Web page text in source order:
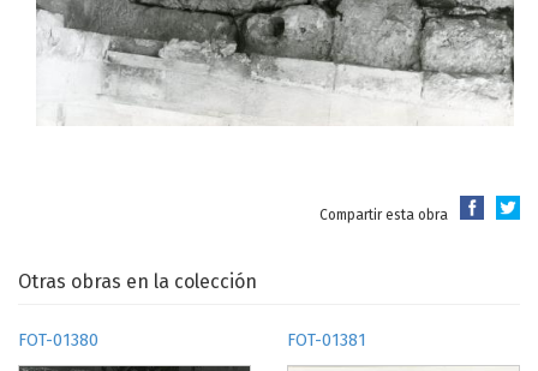
Compartir esta obra
Otras obras en la colección
FOT-01380 FOT-01381